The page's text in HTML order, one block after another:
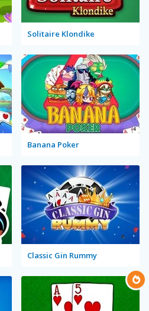
Solitaire Klondike
Banana Poker
Classic Gin Rummy